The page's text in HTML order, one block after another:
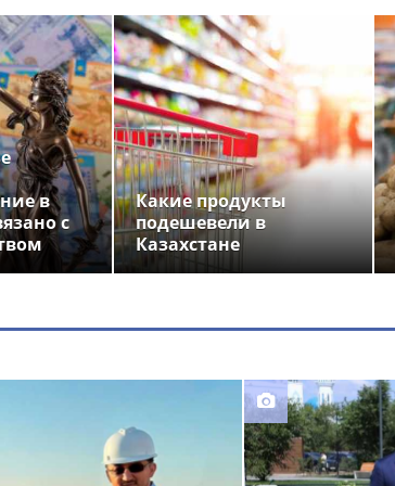
в
с
Какие продукты
подешевели в
Казахстане